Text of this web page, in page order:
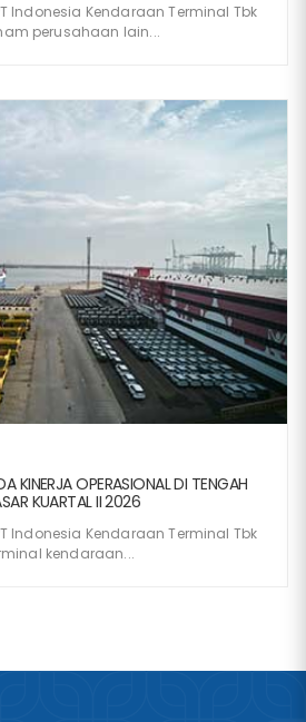
Indonesia Kendaraan Terminal Tbk
perusahaan lain...
KINERJA OPERASIONAL DI TENGAH
KUARTAL II 2026
Indonesia Kendaraan Terminal Tbk
kendaraan...